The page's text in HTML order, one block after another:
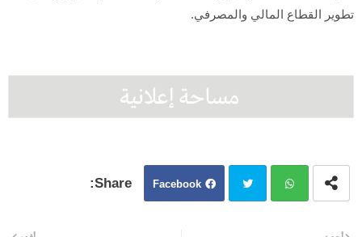
تطوير القطاع المالي والمصرفي.
Facebook